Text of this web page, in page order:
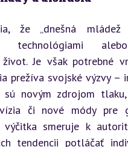
že „dnešná
technológiami
Je však potrebné
prežíva svojské výzvy –
sú novým zdrojom
či nové módy pre
výčitka smeruje k
tendencii potláčať